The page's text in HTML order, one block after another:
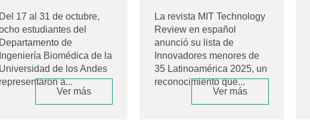
Del 17 al 31 de octubre,
estudiantes del
Departamento de
Ingeniería Biomédica de la
Universidad de los Andes
representaron a...
Ver más
La revista MIT Technology
Review en español
anunció su lista de
Innovadores menores de
35 Latinoamérica 2025, un
reconocimiento que...
Ver más